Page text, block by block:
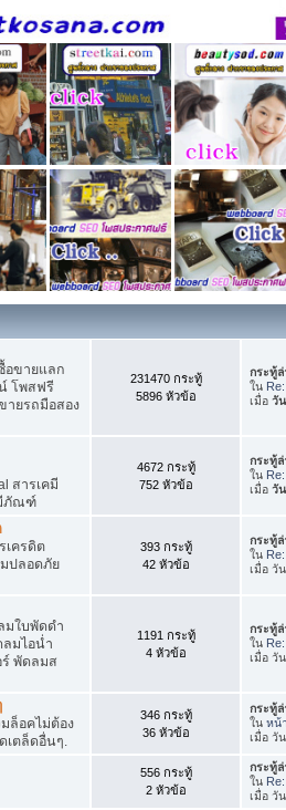
อขายแลก
โพสฟรี
ยรถมือสอง
231470 กระทู้
5896 หัวข้อ
กระทู้
ใน
เมื่อวั
สารเคมี
มีภัณฑ์
4672 กระทู้
752 หัวข้อ
กระทู้
ใน
เมื่อวั
เครดิต
ปลอดภัย
393 กระทู้
42 หัวข้อ
กระทู้
ใน
เมื่อ วั
มใบพัดดำ
มไอน่ำ
พัดลมส
1191 กระทู้
4 หัวข้อ
กระทู้
ใน
เมื่อ วั
ล็อคไม่ต้อง
ตล็ดอื่นๆ.
346 กระทู้
36 หัวข้อ
กระทู้
ในหน้
เมื่อ วั
556 กระทู้
2 หัวข้อ
กระทู้
ใน
เมื่อ วั